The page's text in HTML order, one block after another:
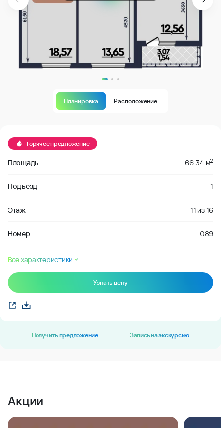
Планировка Расположение
Горячее предложение
Площадь 66.34 м2
Подъезд 1
Этаж 11 из16
Номер 089
Все характеристики
Узнать цену
Получить предложение Запись на экскурсию
Акции